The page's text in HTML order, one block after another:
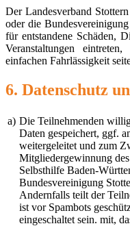
Der Landesverband
oder die
für entstandene Schäden,
Veranstaltungen
einfachen Fahrlässigkeit
6. Datenschutz
a) Die Teilnehmenden
Daten gespeichert, ggf.
weitergeleitet und zum
Mitgliedergewinnung
Selbsthilfe Baden-
Bundesvereinigung
Andernfalls teilt der
ist vor Spambots
eingeschaltet sein. mit,